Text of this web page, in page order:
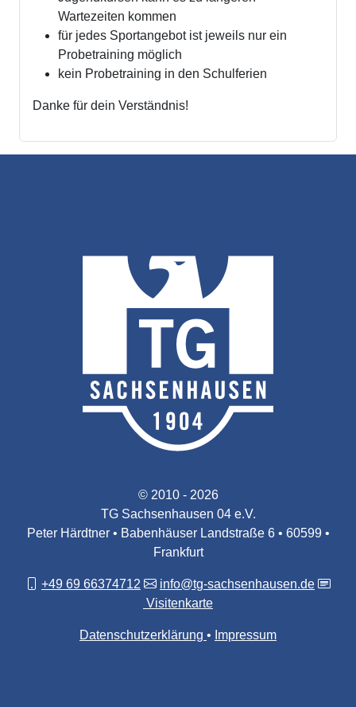
Wartezeiten kommen
für jedes Sportangebot ist jeweils nur ein
Probetraining möglich
kein Probetraining in den Schulferien
Danke für dein Verständnis!
© 2010 - 2026
TG Sachsenhausen 04 e.V.
Peter Härdtner • Babenhäuser Landstraße 6 • 60599 •
Frankfurt
+49 69 66374712
info@tg-sachsenhausen.de
Visitenkarte
Datenschutzerklärung Impressum